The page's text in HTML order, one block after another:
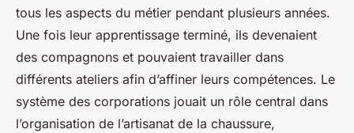
tous les aspects du métier pendant plusieurs années.
Une fois leur apprentissage terminé, ils devenaient
des compagnons et pouvaient travailler dans
différents ateliers afin d’affiner leurs compétences. Le
système des corporations jouait un rôle central dans
l’organisation de l’artisanat de la chaussure,